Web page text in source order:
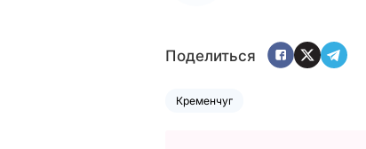
Поделиться
Кременчуг